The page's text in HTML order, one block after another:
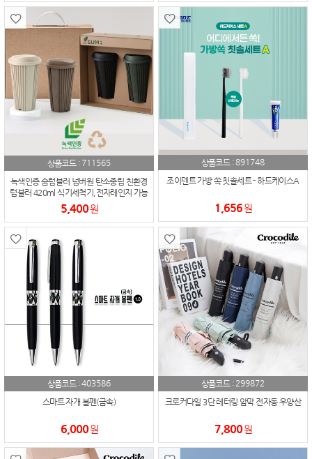
상품코드 : 711565
녹색인증 숨텀블러 넘버원 탄소중립 친환경
텀블러 420ml 식기세척기,전자레인지 가능
5,400원
상품코드 :891748
조이덴트 가방 쏙 칫솔세트 - 하드케이스A
1,656원
상품코드 :403586
스마트 자개 볼펜(금속)
6,000원
상품코드 :299872
크로커다일 3단 레터링 암막 전자동 우양산
7,800원